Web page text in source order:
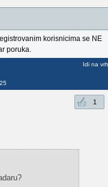
korisnicima se NE
poruka.
Idi na vrh
1